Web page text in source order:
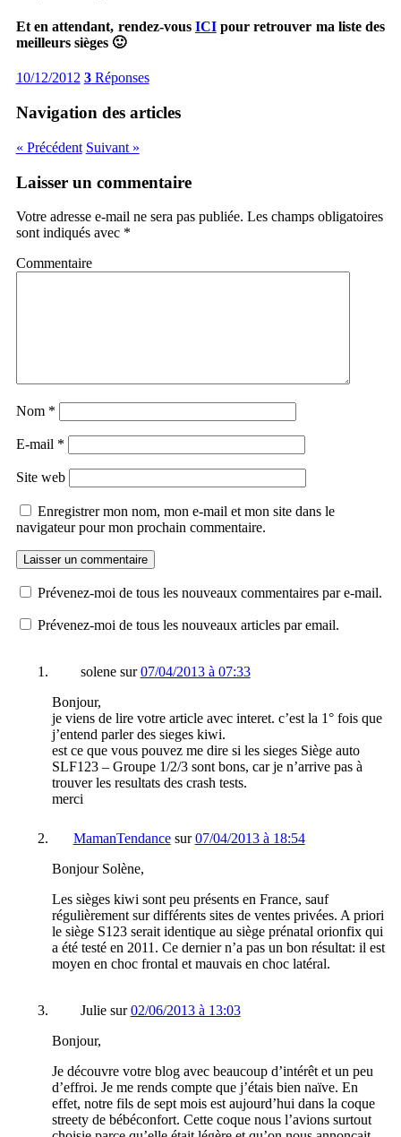
Et en attendant, rendez-vous ICIpour retrouver ma liste des
meilleurs sièges 🙂
10/12/2012 3Réponses
Navigation des articles
« Précédent Suivant »
Laisser un commentaire
Votre adresse e-mail ne sera pas publiée. Les champs obligatoires
sont indiqués avec *
Commentaire
Nom *
E-mail *
Site web
Enregistrer mon nom, mon e-mail et mon site dans le
navigateur pour mon prochain commentaire.
Prévenez-moi de tous les nouveaux commentaires par e-mail.
Prévenez-moi de tous les nouveaux articles par email.
solenesur07/04/2013 à 07:33
Bonjour,
je viens de lire votre article avec interet. c’est la 1° fois que
j’entend parler des sieges kiwi.
est ce que vous pouvez me dire si les sieges Siège auto
SLF123 – Groupe 1/2/3 sont bons, car je n’arrive pas à
trouver les resultats des crash tests.
merci
MamanTendancesur07/04/2013 à 18:54
Bonjour Solène,
Les sièges kiwi sont peu présents en France, sauf
régulièrement sur différents sites de ventes privées. A priori
le siège S123 serait identique au siège prénatal orionfix qui
a été testé en 2011. Ce dernier n’a pas un bon résultat: il est
moyen en choc frontal et mauvais en choc latéral.
Juliesur02/06/2013 à 13:03
Bonjour,
Je découvre votre blog avec beaucoup d’intérêt et un peu
d’effroi. Je me rends compte que j’étais bien naïve. En
effet, notre fils de sept mois est aujourd’hui dans la coque
streety de bébéconfort. Cette coque nous l’avions surtout